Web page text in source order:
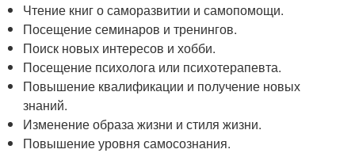
Чтение книг о саморазвитии и самопомощи.
Посещение семинаров и тренингов.
Поиск новых интересов и хобби.
Посещение психолога или психотерапевта.
Повышение квалификации и получение новых
знаний.
Изменение образа жизни и стиля жизни.
Повышение уровня самосознания.